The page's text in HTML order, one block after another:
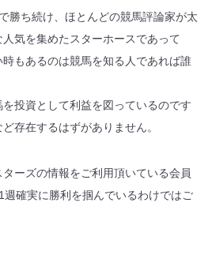
勝ち続け、ほとんどの競馬評論家が太
気を集めたスターホースであって
もあるのは競馬を知る人であれば誰
投資として利益を図っているのです
存在するはずがありません。
ーズの情報をご利用頂いている会員
確実に勝利を掴んでいるわけではご